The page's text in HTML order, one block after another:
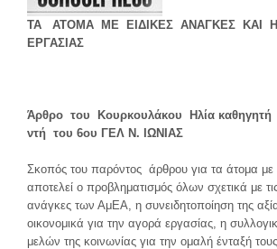
ΤΑ ΑΤΟΜΑ ΜΕ ΕΙΔΙΚΕΣ ΑΝΑΓΚΕΣ ΚΑΙ
ΕΡΓΑΣΙΑΣ
Άρθρο του Κουρκουλάκου Ηλία καθηγητή
ντή του 6ου ΓΕΛ Ν. ΙΩΝΙΑΣ
Σκοπός του παρόντος άρθρου για τα άτομα με
αποτελεί ο προβληματισμός όλων σχετικά με τις
ανάγκες των ΑμΕΑ, η συνειδητοποίηση της
οικονομικά για την αγορά εργασίας, η
μελών της κοινωνίας για την ομαλή ένταξή